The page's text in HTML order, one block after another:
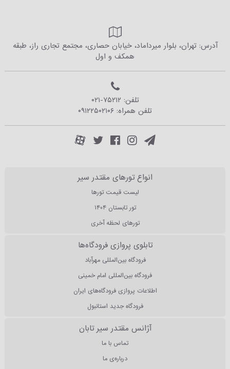
آدرس: تهران، بلوار میرداماد، خیابان حصاری، مجتمع تجاری راز، طبقه
همکف و اول
تلفن: ۰۲۱-۷۵۲۱۲
تلفن همراه: ۰۹۱۲۲۵۰۲۱۰۶
انواع تورهای مقتدر سیر
لیست قیمت تورها
تور تابستان ۱۴۰۴
تورهای لحظه آخری
تابلوی پروازی فرودگاه‌ها
فرودگاه بین‌المللی مهرآباد
فرودگاه بین‌المللی امام خمینی
اطلاعات پروازی فرودگاه‌های ایران
فرودگاه جدید استانبول
آژانس مقتدر سیر تابان
تماس با ما
درباره‌ی ما